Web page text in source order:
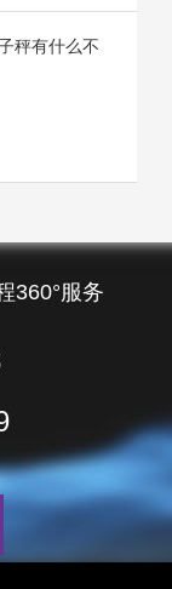
秤有什么不
360°服务